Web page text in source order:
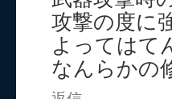
攻撃の度に
よってはて
なんらかの